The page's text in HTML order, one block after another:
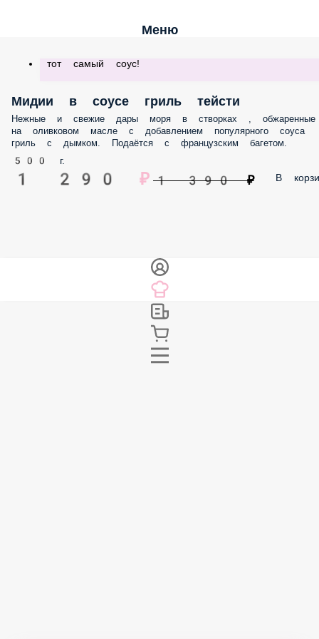
Меню
тот самый соус!
Мидии в соусе гриль тейсти
Нежные и свежие дары моря в створках , обжаренные на оливковом
масле с добавлением популярного соуса гриль с дымком. Подаётся с
французским багетом.
500 г.
1 290 ₽ 1 390 ₽ В